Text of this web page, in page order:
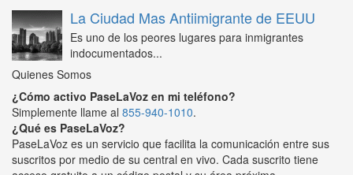
La Ciudad Mas Antiimigrante de EEUU
Es uno de los peores lugares para inmigrantes
indocumentados...
Quienes Somos
¿Cómo activo PaseLaVoz en mi teléfono?
Simplemente llame al 855-940-1010.
¿Qué es PaseLaVoz?
PaseLaVoz es un servicio que facilita la comunicación entre sus
suscritos por medio de su central en vivo. Cada suscrito tiene